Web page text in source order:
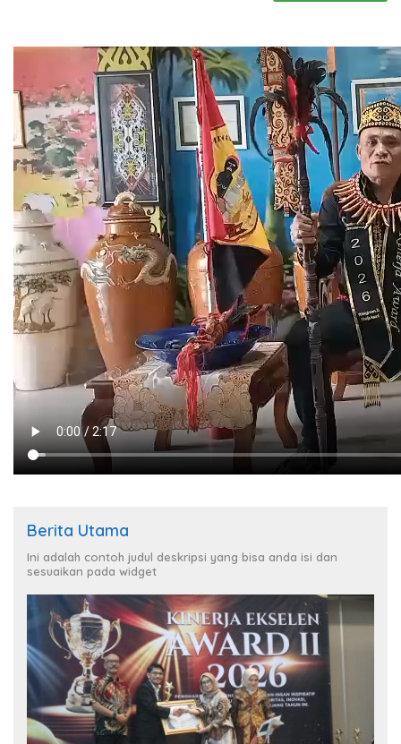
Berita Utama
Ini adalah contoh judul deskripsi yang bisa anda isi dan
sesuaikan pada widget